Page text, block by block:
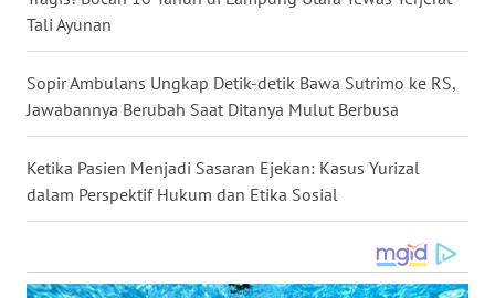
Tali Ayunan
Sopir Ambulans Ungkap Detik-detik Bawa Sutrimo ke RS,
Jawabannya Berubah Saat Ditanya Mulut Berbusa
Ketika Pasien Menjadi Sasaran Ejekan: Kasus Yurizal
dalam Perspektif Hukum dan Etika Sosial
JATIM
WN
BALI
WN
KALBAR